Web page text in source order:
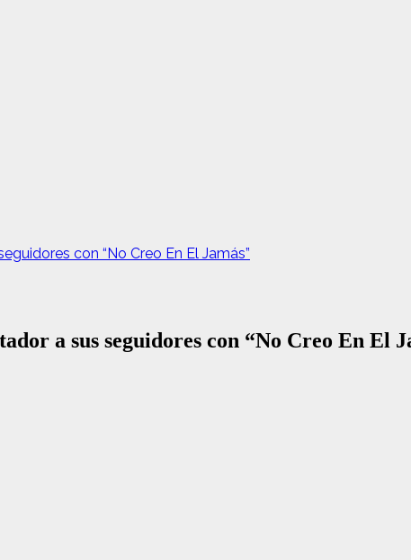
con “No Creo En El Jamás”
a sus seguidores con “No Creo En El